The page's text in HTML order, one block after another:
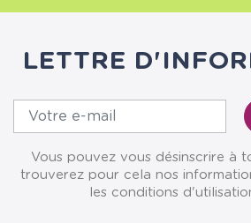
LETTRE
Vous pouvez vous désinscrire à
trouverez pour cela nos
les conditions